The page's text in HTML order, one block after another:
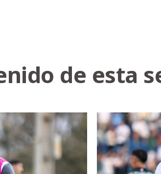
de esta